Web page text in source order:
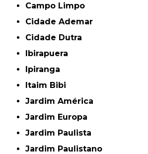
Campo Limpo
Cidade Ademar
Cidade Dutra
Ibirapuera
Ipiranga
Itaim Bibi
Jardim América
Jardim Europa
Jardim Paulista
Jardim Paulistano